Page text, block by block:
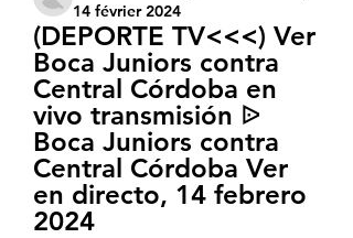
14 février 2024
(DEPORTE TV<<<) Ver
Boca Juniors contra
Central Córdoba en
vivo transmisión ᐉ
Boca Juniors contra
Central Córdoba Ver
en directo, 14 febrero
2024